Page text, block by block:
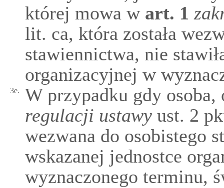
której mowa wart. 1
lit. ca, która została
stawiennictwa, nie
organizacyjnej w
3e.
W przypadku gdy
regulacji ustawy ust. 2
wezwana do osobistego
wskazanej jednostce
wyznaczonego terminu,